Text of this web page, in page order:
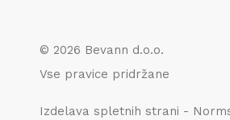
© 2026 Bevann d.o.o.
Vse pravice pridržane
Izdelava spletnih strani -